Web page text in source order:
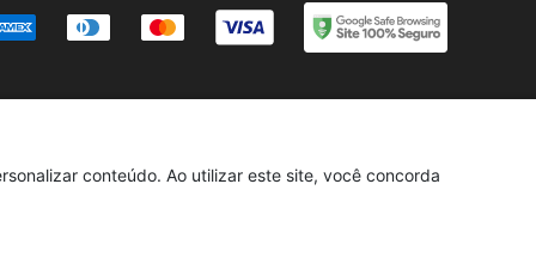
conteúdo. Ao utilizar este site, você concorda